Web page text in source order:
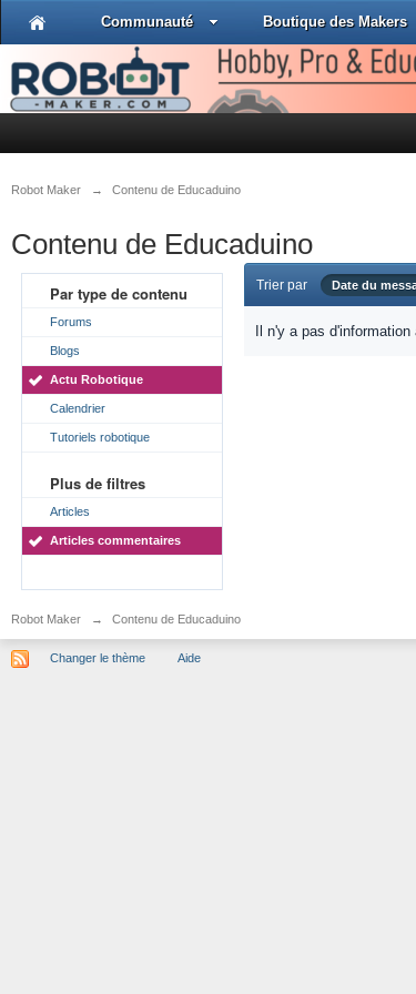
Communauté Boutique des Makers
Robot Maker → Contenu de Educaduino
Contenu de Educaduino
Par type de contenu
Forums
Blogs
Actu Robotique
Calendrier
Tutoriels robotique
Plus de filtres
Articles
Articles commentaires
Trier par Date du
Il n'y a pas d'information
Robot Maker → Contenu de Educaduino
Changer le thème Aide